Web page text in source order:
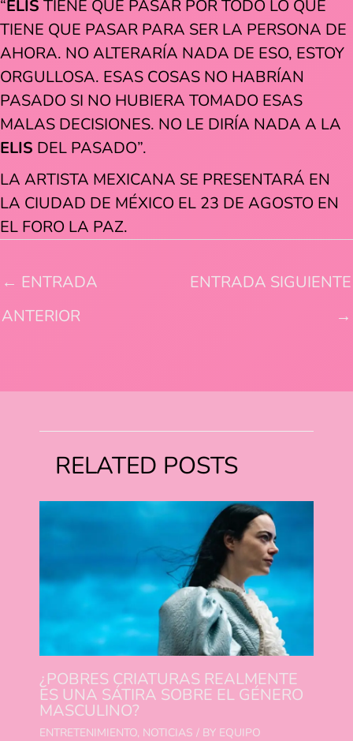
“ELIS TIENE QUE PASAR POR TODO LO QUE
TIENE QUE PASAR PARA SER LA PERSONA DE
AHORA. NO ALTERARÍA NADA DE ESO, ESTOY
ORGULLOSA. ESAS COSAS NO HABRÍAN
PASADO SI NO HUBIERA TOMADO ESAS
MALAS DECISIONES. NO LE DIRÍA NADA A LA
ELIS DEL PASADO”.
LA ARTISTA MEXICANA SE PRESENTARÁ EN
LA CIUDAD DE MÉXICO EL 23 DE AGOSTO EN
EL FORO LA PAZ.
← ENTRADA
ANTERIOR
ENTRADA SIGUIENTE
→
RELATED POSTS
¿POBRES CRIATURAS REALMENTE
ES UNA SÁTIRA SOBRE EL GÉNERO
MASCULINO?
ENTRETENIMIENTO, NOTICIAS / BY EQUIPO